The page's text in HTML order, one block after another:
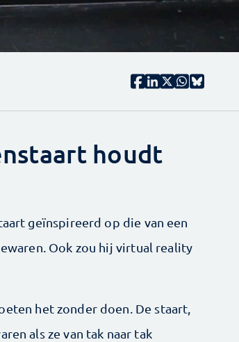
houdt
geïnspireerd op die van een
Ook zou hij virtual reality
het zonder doen. De staart,
als ze van tak naar tak